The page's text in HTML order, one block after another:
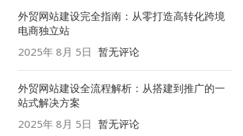
外贸网站建设完全指南：从零打造高转化跨境
电商独立站
2025年 8月 5日 暂无评论
外贸网站建设全流程解析：从搭建到推广的一
站式解决方案
2025年 8月 5日 暂无评论